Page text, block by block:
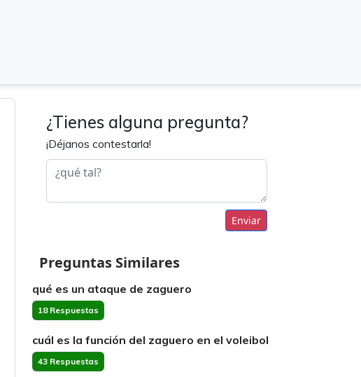
¿Tienes alguna pregunta?
¡Déjanos contestarla!
Enviar
Preguntas Similares
qué es un ataque de zaguero
18 Respuestas
cuál es la función del zaguero en el voleibol
43 Respuestas